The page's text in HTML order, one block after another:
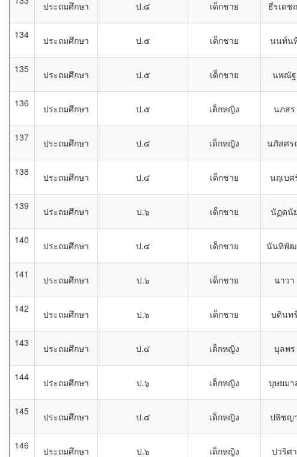
ประถมศึกษา ป.๔ เด็กชาย ธีรเด
134
ประถมศึกษา ป.๕ เด็กชาย นนท์น
135
ประถมศึกษา ป.๕ เด็กชาย นพณัฐ
136
ประถมศึกษา ป.๕ เด็กหญิง นภสร
137
ประถมศึกษา ป.๔ เด็กหญิง นภัสศ
138
ประถมศึกษา ป.๔ เด็กชาย นฤเบศ
139
ประถมศึกษา ป.๖ เด็กชาย นัฏดนัย
140
ประถมศึกษา ป.๔ เด็กชาย นันทิพั
141
ประถมศึกษา ป.๖ เด็กชาย นาวา
142
ประถมศึกษา ป.๖ เด็กชาย บดินทร์
143
ประถมศึกษา ป.๔ เด็กหญิง บุลพร
144
ประถมศึกษา ป.๖ เด็กหญิง บุษยมา
145
ประถมศึกษา ป.๔ เด็กหญิง ปพิชญ
146
ประถมศึกษา ป.๖ เด็กหญิง ปวริศา